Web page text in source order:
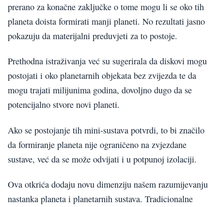
prerano za konačne zaključke o tome mogu li se oko tih
planeta doista formirati manji planeti. No rezultati jasno
pokazuju da materijalni preduvjeti za to postoje.
Prethodna istraživanja već su sugerirala da diskovi mogu
postojati i oko planetarnih objekata bez zvijezda te da
mogu trajati milijunima godina, dovoljno dugo da se
potencijalno stvore novi planeti.
Ako se postojanje tih mini-sustava potvrdi, to bi značilo
da formiranje planeta nije ograničeno na zvjezdane
sustave, već da se može odvijati i u potpunoj izolaciji.
Ova otkrića dodaju novu dimenziju našem razumijevanju
nastanka planeta i planetarnih sustava. Tradicionalne